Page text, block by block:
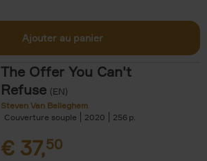
Ajouter au panier
The Offer You Can't
Refuse (EN)
Steven Van Belleghem
Couverture souple
2020 256
€ 37,50